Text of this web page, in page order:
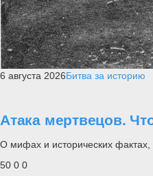
6 августа 2026Битва за историю
Атака мертвецов.
О мифах и исторических фактах,
50 0 0